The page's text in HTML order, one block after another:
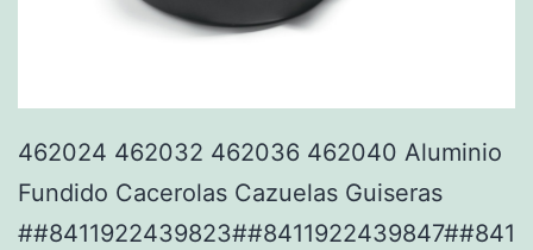
462024 462032 462036 462040 Aluminio
Fundido Cacerolas Cazuelas Guiseras
##8411922439823##8411922439847##841